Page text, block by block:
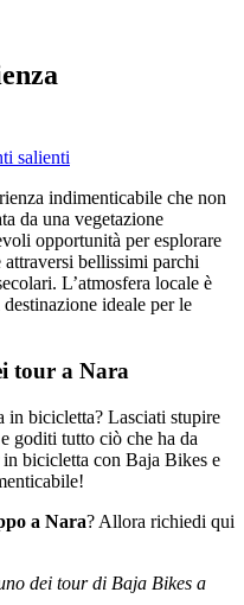
salienti
indimenticabile che non
da una vegetazione
opportunità per esplorare
bellissimi parchi
L’atmosfera locale è
ideale per le
tour a Nara
in bicicletta? Lasciati stupire
goditi tutto ciò che ha da
bicicletta con Baja Bikes e
a Nara? Allora richiedi qui
dei tour di Baja Bikes a